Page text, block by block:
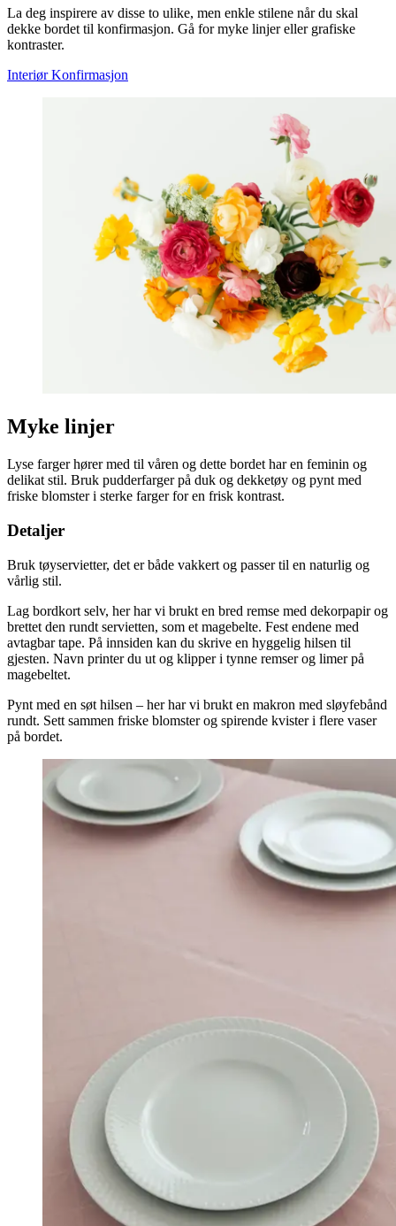
La deg inspirere av disse to ulike, men enkle stilene når du skal
dekke bordet til konfirmasjon. Gå for myke linjer eller grafiske
kontraster.
Interiør Konfirmasjon
Myke linjer
Lyse farger hører med til våren og dette bordet har en feminin og
delikat stil. Bruk pudderfarger på duk og dekketøy og pynt med
friske blomster i sterke farger for en frisk kontrast.
Detaljer
Bruk tøyservietter, det er både vakkert og passer til en naturlig og
vårlig stil.
Lag bordkort selv, her har vi brukt en bred remse med dekorpapir og
brettet den rundt servietten, som et magebelte. Fest endene med
avtagbar tape. På innsiden kan du skrive en hyggelig hilsen til
gjesten. Navn printer du ut og klipper i tynne remser og limer på
magebeltet.
Pynt med en søt hilsen – her har vi brukt en makron med sløyfebånd
rundt. Sett sammen friske blomster og spirende kvister i flere vaser
på bordet.